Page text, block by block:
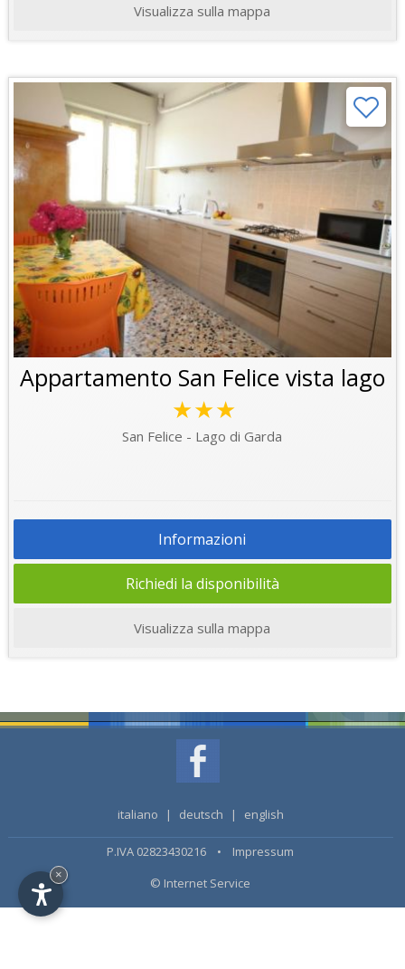
Visualizza sulla mappa
Appartamento San Felice vista lago
★★★
San Felice - Lago di Garda
Informazioni
Richiedi la disponibilità
Visualizza sulla mappa
italiano | deutsch | english
P.IVA 02823430216 • Impressum
© Internet Service
×